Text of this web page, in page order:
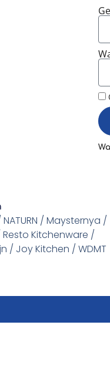
/ Maysternya /
Kitchenware /
/ Joy Kitchen / WDMT